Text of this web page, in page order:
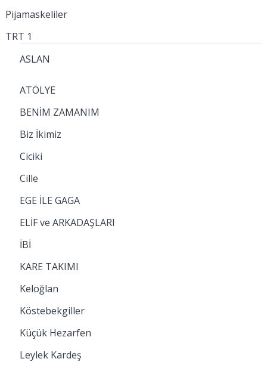
Pijamaskeliler
TRT 1
ASLAN
ATÖLYE
BENİM ZAMANIM
Biz İkimiz
Ciciki
Cille
EGE İLE GAGA
ELİF ve ARKADAŞLARI
İBİ
KARE TAKIMI
Keloğlan
Köstebekgiller
Küçük Hezarfen
Leylek Kardeş